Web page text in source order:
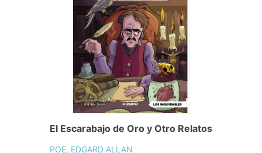
El Escarabajo de Oro y Otro Relatos
POE, EDGARD ALLAN